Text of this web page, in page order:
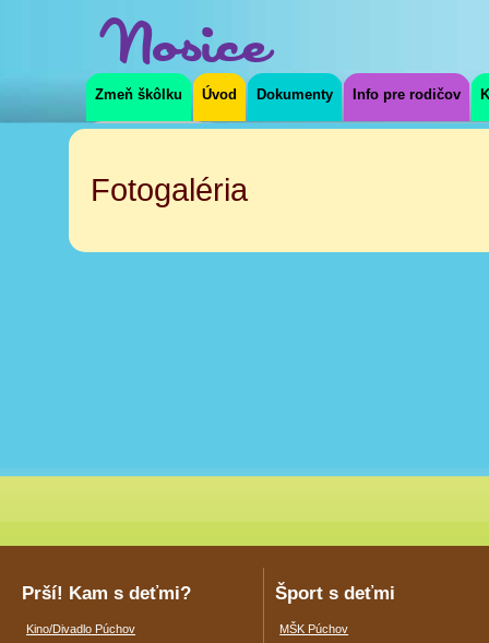
Nosice
Zmeň škôlku Úvod Dokumenty Info pre rodičov
Fotogaléria
Prší! Kam s deťmi?
Kino/Divadlo Púchov
Šport s deťmi
MŠK Púchov